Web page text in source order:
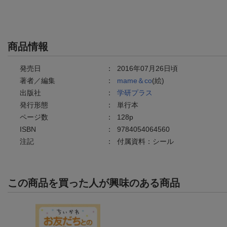
商品情報
発売日 ： 2016年07月26日頃
著者／編集
： mame＆co(絵)
出版社
： 学研プラス
発行形態
： 単行本
ページ数
： 128p
ISBN
： 9784054064560
注記
： 付属資料：シール
この商品を買った人が興味のある商品